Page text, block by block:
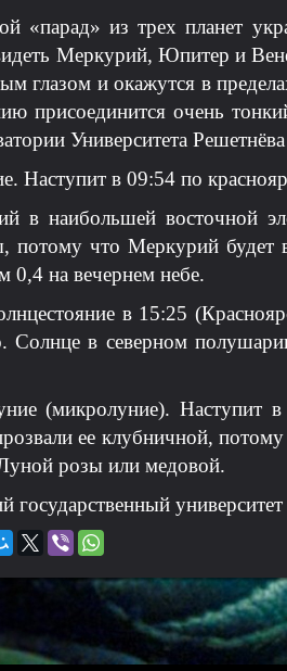
«парад» из трех планет
Меркурий, Юпитер и
глазом и окажутся в
присоединится очень
Университета
Наступит в 09:54 по
в наибольшей восточной
потому что Меркурий
0,4 на вечернем небе.
в 15:25
в северном
(микролуние). Наступит
еe клубничной,
розы или медовой.
государственный